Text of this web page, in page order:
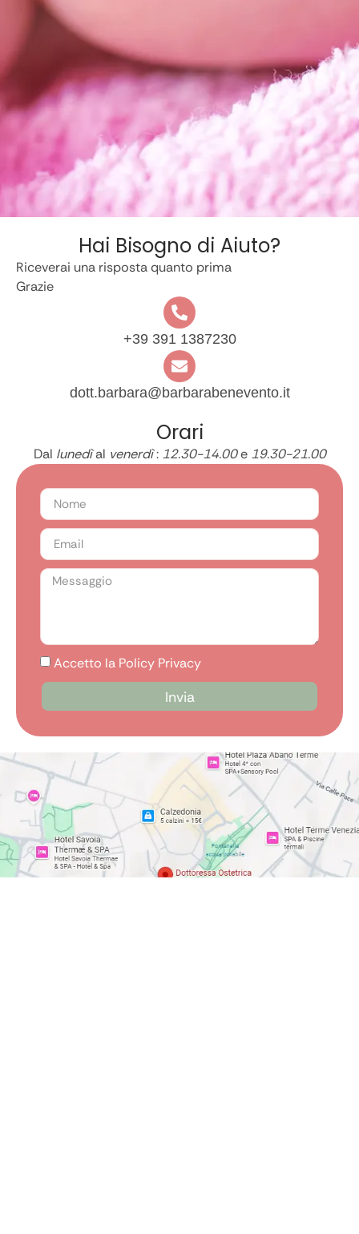
Hai Bisogno di Aiuto?
Riceverai una risposta quanto prima
Grazie
+39 391 1387230
dott.barbara@barbarabenevento.it
Orari
Dal lunedìal venerdì: 12.30-14.00e 19.30-21.00
Accetto la Policy Privacy
Invia